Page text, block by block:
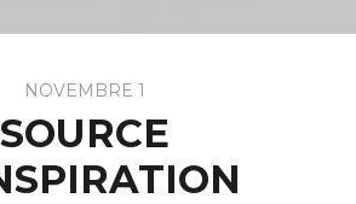
NOVEMBRE 1
SOURCE